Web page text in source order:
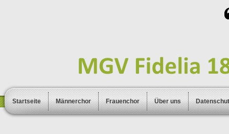
Startseite Männerchor Frauenchor Über uns